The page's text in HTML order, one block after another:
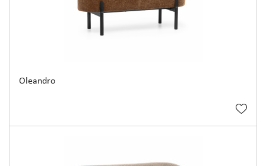
Oleandro